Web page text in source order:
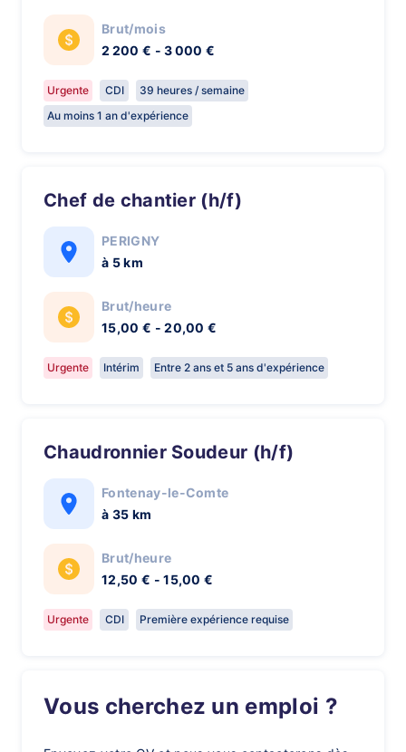
Brut/mois
2 200 € - 3 000 €
Urgente CDI
39 heures / semaine
Au moins 1 an d'expérience
Chef de chantier (h/f)
PERIGNY
à 5 km
Brut/heure
15,00 € - 20,00 €
Urgente Intérim Entre 2 ans et 5 ans d'expérience
Chaudronnier Soudeur (h/f)
Fontenay-le-Comte
à 35 km
Brut/heure
12,50 € - 15,00 €
Urgente CDI Première expérience requise
Vous cherchez un emploi ?